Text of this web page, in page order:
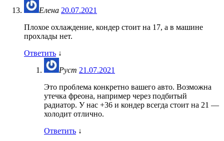
Елена 20.07.2021
Плохое охлаждение, кондер стоит на 17, а в машине
прохлады нет.
Ответить ↓
Руст 21.07.2021
Это проблема конкретно вашего авто. Возможна
утечка фреона, например через подбитый
радиатор. У нас +36 и кондер всегда стоит на 21 —
холодит отлично.
Ответить ↓